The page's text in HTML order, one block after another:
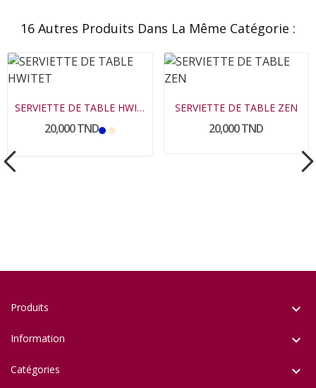
16 Autres Produits Dans La Même Catégorie :
SERVIETTE DE TABLE HWITET
20,000 TND
SERVIETTE DE TABLE ZEN
20,000 TND
Produits 
Information 
Catégories 